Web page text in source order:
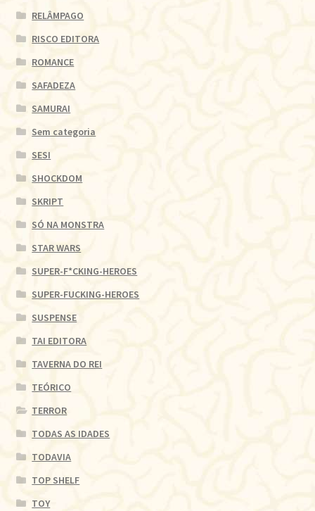
RELÂMPAGO
RISCO EDITORA
ROMANCE
SAFADEZA
SAMURAI
Sem categoria
SESI
SHOCKDOM
SKRIPT
SÓ NA MONSTRA
STAR WARS
SUPER-F*CKING-HEROES
SUPER-FUCKING-HEROES
SUSPENSE
TAI EDITORA
TAVERNA DO REI
TEÓRICO
TERROR
TODAS AS IDADES
TODAVIA
TOP SHELF
TOY